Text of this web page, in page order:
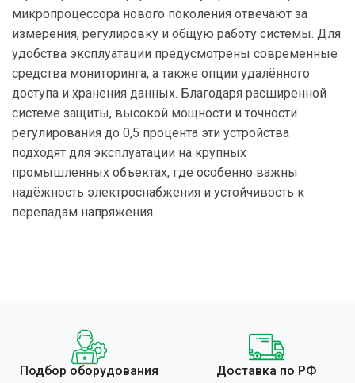
микропроцессора нового поколения отвечают за
измерения, регулировку и общую работу системы. Для
удобства эксплуатации предусмотрены современные
средства мониторинга, а также опции удалённого
доступа и хранения данных. Благодаря расширенной
системе защиты, высокой мощности и точности
регулирования до 0,5 процента эти устройства
подходят для эксплуатации на крупных
промышленных объектах, где особенно важны
надёжность электроснабжения и устойчивость к
перепадам напряжения.
Подбор оборудования Доставка по РФ